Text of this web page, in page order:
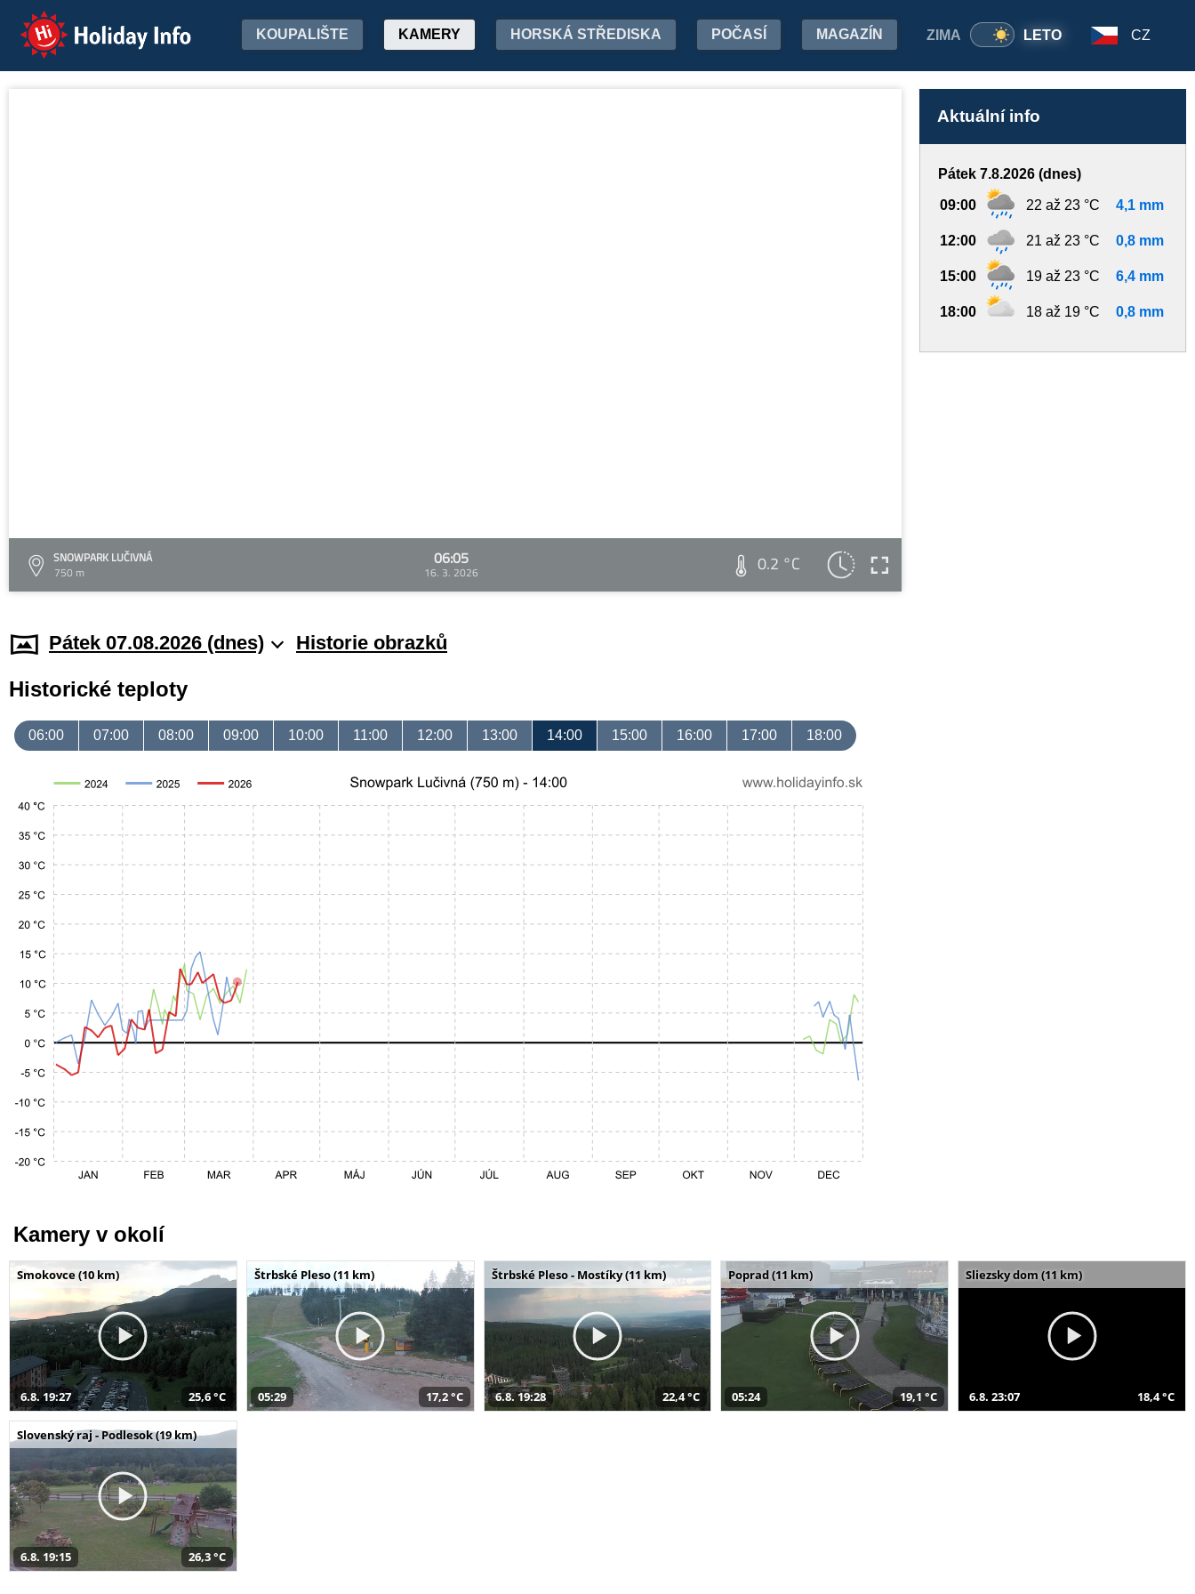
Holiday Info ZIMA LETO
KOUPALIŠTE KAMERY HORSKÁ STŘEDISKA POČASÍ MAGAZÍN CZ
SNOWPARK LUČIVNÁ
750 m
06:05
16. 3. 2026 0.2 °C
Aktuální info
Pátek 7.8.2026 (dnes)
09:00 22 až 23 °C 4,1 mm
12:00 21 až 23 °C 0,8 mm
15:00 19 až 23 °C 6,4 mm
18:00 18 až 19 °C 0,8 mm
Pátek 07.08.2026 (dnes) Historie obrazků
Historické teploty
06:00 07:00 08:00 09:00 10:00 11:00 12:00 13:00 14:00 15:00 16:00 17:00 18:00
Kamery v okolí
Smokovce (10 km)
6.8. 19:27 25,6 °C
Štrbské Pleso (11 km)
05:29 17,2 °C
Štrbské Pleso - Mostíky (11 km)
6.8. 19:28 22,4 °C
Poprad (11 km)
05:24 19,1 °C
Sliezsky dom (11 km)
6.8. 23:07 18,4 °C
Slovenský raj - Podlesok (19 km)
6.8. 19:15 26,3 °C